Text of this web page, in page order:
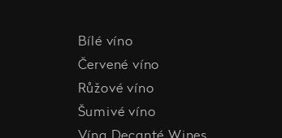
Bílé víno
Červené víno
Růžové víno
Šumivé víno